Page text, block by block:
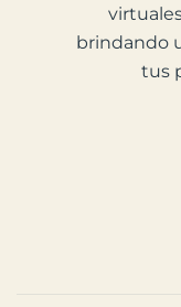
brindando
tus